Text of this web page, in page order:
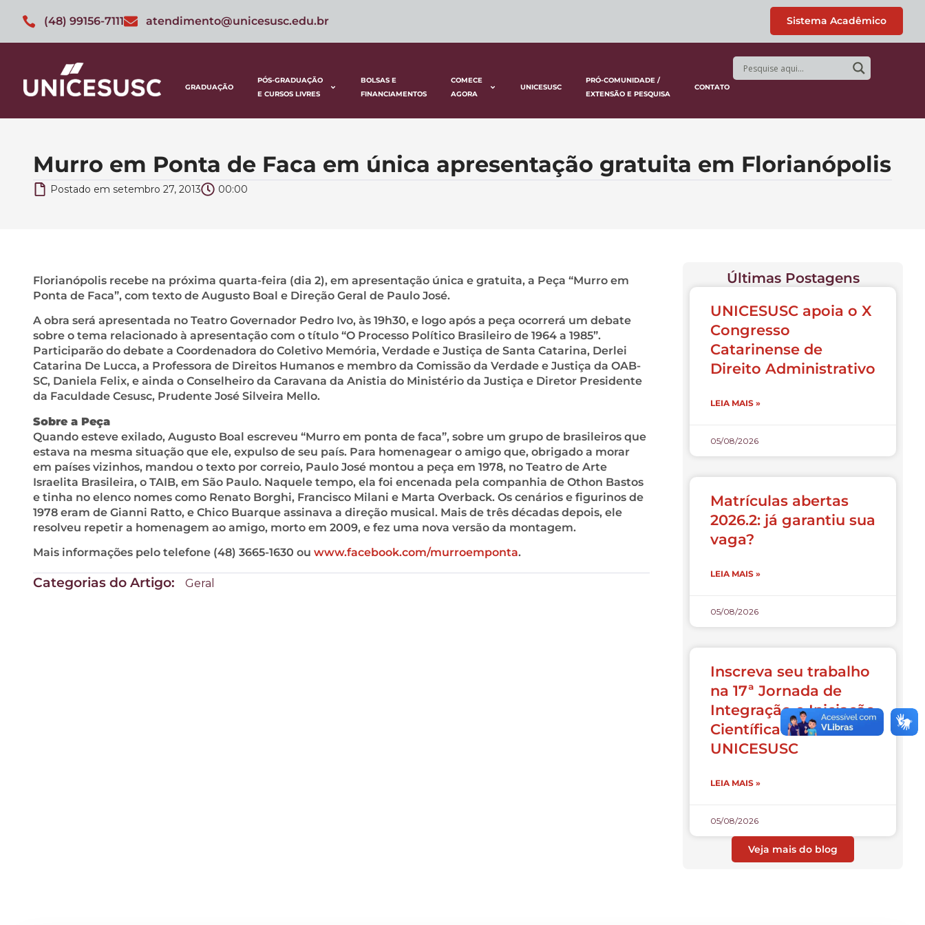
(48) 99156-7111 atendimento@unicesusc.edu.br Sistema Acadêmico
GRADUAÇÃO
PÓS-GRADUAÇÃO
E CURSOS LIVRES
BOLSAS E
FINANCIAMENTOS
COMECE
AGORA
UNICESUSC
PRÓ-COMUNIDADE /
EXTENSÃO E PESQUISA
CONTATO
Murro em Ponta de Faca em única apresentação gratuita em Florianópolis
Postado em setembro 27, 2013 00:00
Florianópolis recebe na próxima quarta-feira (dia 2), em apresentação única e gratuita, a Peça “Murro em
Ponta de Faca”, com texto de Augusto Boal e Direção Geral de Paulo José.
A obra será apresentada no Teatro Governador Pedro Ivo, às 19h30, e logo após a peça ocorrerá um debate
sobre o tema relacionado à apresentação com o título “O Processo Político Brasileiro de 1964 a 1985”.
Participarão do debate a Coordenadora do Coletivo Memória, Verdade e Justiça de Santa Catarina, Derlei
Catarina De Lucca, a Professora de Direitos Humanos e membro da Comissão da Verdade e Justiça da OAB-
SC, Daniela Felix, e ainda o Conselheiro da Caravana da Anistia do Ministério da Justiça e Diretor Presidente
da Faculdade Cesusc, Prudente José Silveira Mello.
Sobre a Peça
Quando esteve exilado, Augusto Boal escreveu “Murro em ponta de faca”, sobre um grupo de brasileiros que
estava na mesma situação que ele, expulso de seu país. Para homenagear o amigo que, obrigado a morar
em países vizinhos, mandou o texto por correio, Paulo José montou a peça em 1978, no Teatro de Arte
Israelita Brasileira, o TAIB, em São Paulo. Naquele tempo, ela foi encenada pela companhia de Othon Bastos
e tinha no elenco nomes como Renato Borghi, Francisco Milani e Marta Overback. Os cenários e figurinos de
1978 eram de Gianni Ratto, e Chico Buarque assinava a direção musical. Mais de três décadas depois, ele
resolveu repetir a homenagem ao amigo, morto em 2009, e fez uma nova versão da montagem.
Mais informações pelo telefone (48) 3665-1630 ou www.facebook.com/murroemponta.
Categorias do Artigo: Geral
Últimas Postagens
UNICESUSC apoia o X
Congresso
Catarinense de
Direito Administrativo
LEIA MAIS »
05/08/2026
Matrículas abertas
2026.2: já garantiu sua
vaga?
LEIA MAIS »
05/08/2026
Inscreva seu trabalho
na 17ª Jornada de
Integração e Iniciação
Científica do
UNICESUSC
LEIA MAIS »
05/08/2026
Veja mais do blog